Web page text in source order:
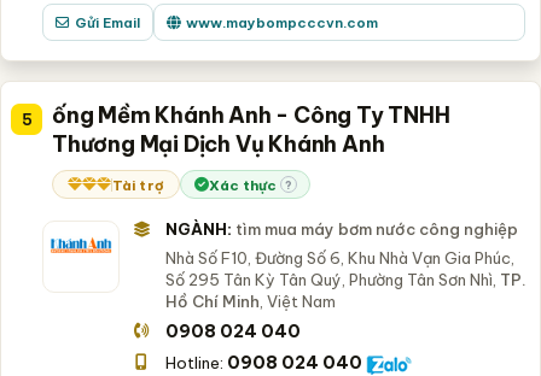
Gửi Email www.maybompcccvn.com
5
ống Mềm Khánh Anh - Công Ty TNHH
Thương Mại Dịch Vụ Khánh Anh
Tài trợ Xác thực ?
NGÀNH: tìm mua máy bơm nước công nghiệp
Nhà Số F10, Đường Số 6, Khu Nhà Vạn Gia Phúc,
Số 295 Tân Kỳ Tân Quý, Phường Tân Sơn Nhì, TP.
Hồ Chí Minh, Việt Nam
0908 024 040
Hotline: 0908 024 040